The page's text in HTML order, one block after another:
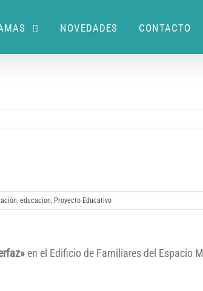
NOVEDADES CONTACTO
, educacion, Proyecto Educativo
en el Edificio de Familiares del Espacio